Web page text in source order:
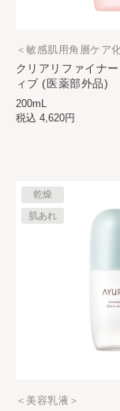
クリアリファイナ
ィブ (医薬部外品)
＜敏感肌用角層ケア
200mL
税込 4,620円
乾燥
肌あれ
＜美容乳液＞